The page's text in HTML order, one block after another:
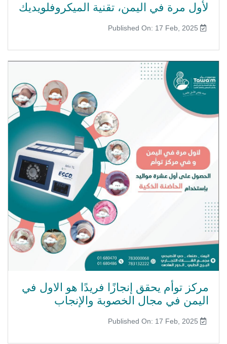
لأول مرة في اليمن، تقنية الميكروفلويديك
مركز توأم يحقق إنجازًا فريدًا هو الاول في
اليمن في مجال الخصوبة والإنجاب